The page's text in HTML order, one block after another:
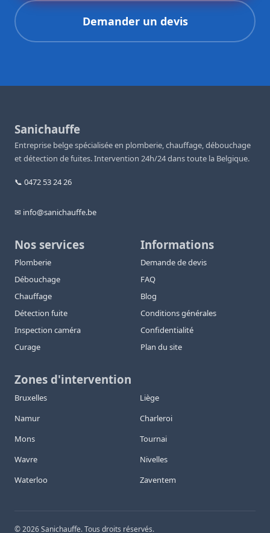
Demander un devis
Sanichauffe
Entreprise belge spécialisée en plomberie, chauffage, débouchage
et détection de fuites. Intervention 24h/24 dans toute la Belgique.
📞 0472 53 24 26
✉ info@sanichauffe.be
Nos services
Plomberie
Débouchage
Chauffage
Détection fuite
Inspection caméra
Curage
Informations
Demande de devis
FAQ
Blog
Conditions générales
Confidentialité
Plan du site
Zones d'intervention
Bruxelles
Liège
Namur
Charleroi
Mons
Tournai
Wavre
Nivelles
Waterloo
Zaventem
©2026Sanichauffe. Tous droits réservés.